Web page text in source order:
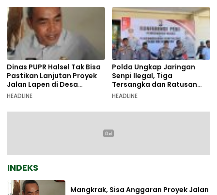
Dinas PUPR Halsel Tak Bisa
Pastikan Lanjutan Proyek
Jalan Lapen di Desa
Sambiki
HEADLINE
Polda Ungkap Jaringan
Senpi Ilegal, Tiga
Tersangka dan Ratusan
Amunisi Diamankan
HEADLINE
INDEKS
Mangkrak, Sisa Anggaran Proyek Jalan